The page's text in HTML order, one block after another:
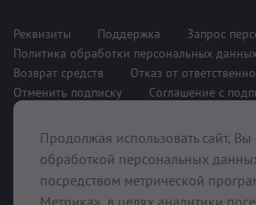
Реквизиты Поддержка
Запрос
Политика обработки персональных
Возврат средств
Отказ от
Отменить подписку
Соглашение с
При
Продолжая использовать сайт, Вы
обработкой персональных
посредством метрической
Метрика», в целях аналитики